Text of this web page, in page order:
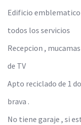
Edificio emblematico
todos los servicios
Recepcion ,
de TV
Apto reciclado de 1
brava .
No tiene garaje , si